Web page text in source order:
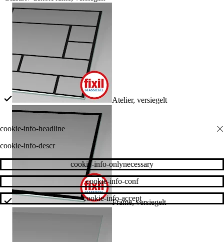
Atelier, versiegelt
Frame, versiegelt
cookie-info-descr
cookie-info-accept
cookie-info-conf
cookie-info-onlynecessary